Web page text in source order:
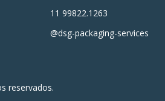
11 99822.1263
@dsg-packaging-services
reservados.